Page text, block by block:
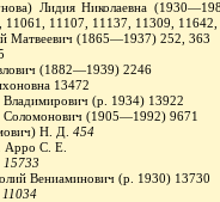
Лидия Николаевна
11061, 11107, 11137, 11309,
Матвеевич (1865—1937) 252, 363
(1882—1939) 2246
13472
(р. 1934) 13922
Соломонович (1905—1992) 9671
Н. Д. 454
Арро С. Е.
15733
Вениаминович (р. 1930) 13730
11034